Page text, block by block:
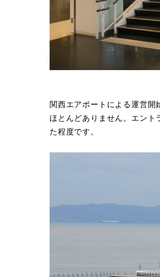
関西エアポートによる運営開
ほとんどありません。エント
た程度です。